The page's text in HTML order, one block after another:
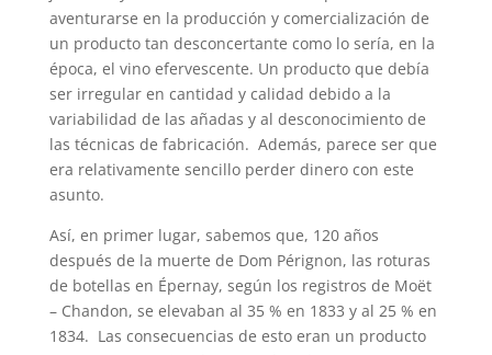
aventurarse en la producción y comercialización de
un producto tan desconcertante como lo sería, en la
época, el vino efervescente. Un producto que debía
ser irregular en cantidad y calidad debido a la
variabilidad de las añadas y al desconocimiento de
las técnicas de fabricación. Además, parece ser que
era relativamente sencillo perder dinero con este
asunto.
Así, en primer lugar, sabemos que, 120 años
después de la muerte de Dom Pérignon, las roturas
de botellas en Épernay, según los registros de Moët
– Chandon, se elevaban al 35 % en 1833 y al 25 % en
1834. Las consecuencias de esto eran un producto